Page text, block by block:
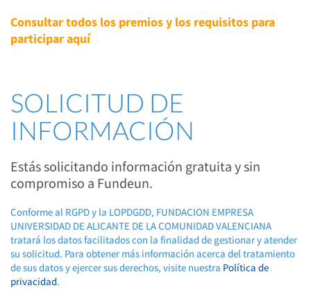
Consultar todos los premios y los requisitos para
participaraquí
SOLICITUD DE
INFORMACIÓN
Estás solicitando información gratuita y sin
compromiso a Fundeun.
Conforme al RGPD y la LOPDGDD, FUNDACION EMPRESA
UNIVERSIDAD DE ALICANTE DE LA COMUNIDAD VALENCIANA
tratará los datos facilitados con la finalidad de gestionar y atender
su solicitud. Para obtener más información acerca del tratamiento
de sus datos y ejercer sus derechos, visite nuestra Política de
privacidad.